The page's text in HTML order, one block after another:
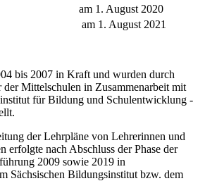
am 1. August 2020
am 1. August 2021
bis 2007 in Kraft und wurden durch
Mittelschulen in Zusammenarbeit mit
für Bildung und Schulentwicklung -
der Lehrpläne von Lehrerinnen und
erfolgte nach Abschluss der Phase der
2009 sowie 2019 in
Sächsischen Bildungsinstitut bzw. dem